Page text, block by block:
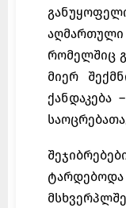
რომელშიც
მიერ
ქანდაკება